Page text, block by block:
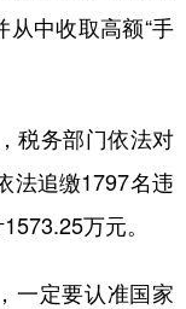
中收取高额“手
务部门依法对
法追缴1797名违
万元。
定要认准国家